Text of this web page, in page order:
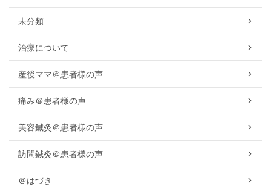
未分類
治療について
産後ママ＠患者様の声
痛み＠患者様の声
美容鍼灸＠患者様の声
訪問鍼灸＠患者様の声
＠はづき